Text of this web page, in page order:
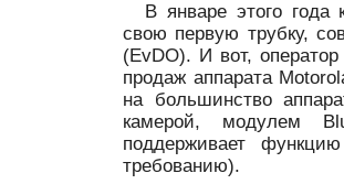
В январе этого года
свою первую трубку,
(EvDO). И вот,
продаж аппарата
на большинство
камерой, модулем
поддерживает
требованию).